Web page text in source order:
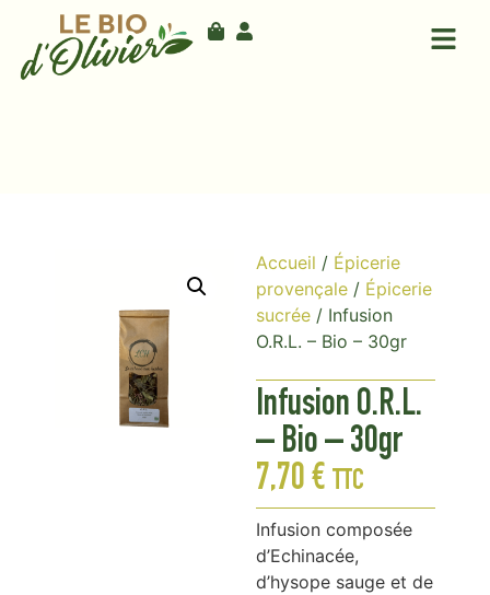
Accueil / Épicerie
provençale / Épicerie
sucrée / Infusion
O.R.L. – Bio – 30gr
Infusion O.R.L.
– Bio – 30gr
7,70 € TTC
Infusion composée
d’Echinacée,
d’hysope sauge et de